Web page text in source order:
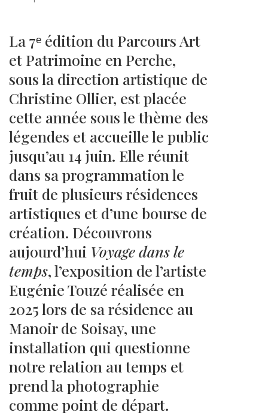
La 7ᵉ édition du Parcours Art
et Patrimoine en Perche,
sous la direction artistique de
Christine Ollier, est placée
cette année sous le thème des
légendes et accueille le public
jusqu’au 14 juin. Elle réunit
dans sa programmation le
fruit de plusieurs résidences
artistiques et d’une bourse de
création. Découvrons
aujourd’hui Voyage dans le
temps, l’exposition de l’artiste
Eugénie Touzé réalisée en
2025 lors de sa résidence au
Manoir de Soisay, une
installation qui questionne
notre relation au temps et
prend la photographie
comme point de départ.